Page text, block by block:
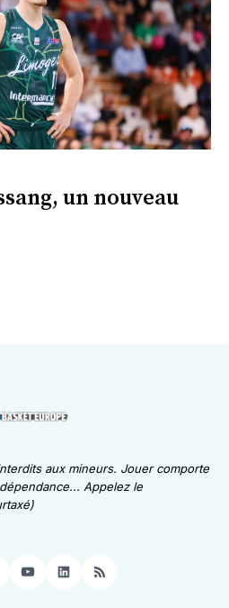
un nouveau
aux mineurs. Jouer comporte
Appelez le
YouTube
LinkedIn
RSS